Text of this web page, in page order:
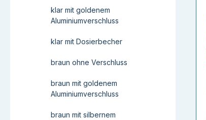
klar mit goldenem
Aluminiumverschluss
klar mit Dosierbecher
braun ohne Verschluss
braun mit goldenem
Aluminiumverschluss
braun mit silbernem